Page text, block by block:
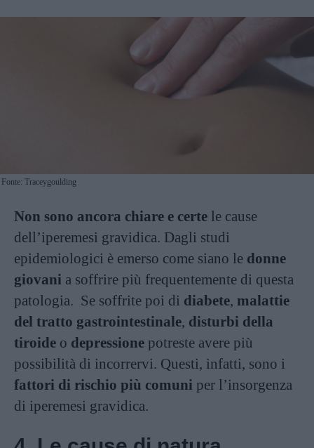
Fonte: Traceygoulding
Non sono ancora chiare e certe le cause
dell’iperemesi gravidica. Dagli studi
epidemiologici è emerso come siano le donne
giovani a soffrire più frequentemente di questa
patologia. Se soffrite poi di diabete, malattie
del tratto gastrointestinale, disturbi della
tiroide o depressione potreste avere più
possibilità di incorrervi. Questi, infatti, sono i
fattori di rischio più comuni per l’insorgenza
di iperemesi gravidica.